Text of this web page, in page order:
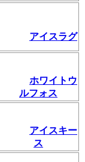
アイスラグ
ホワイトウ
ルフォス
アイスキー
ス